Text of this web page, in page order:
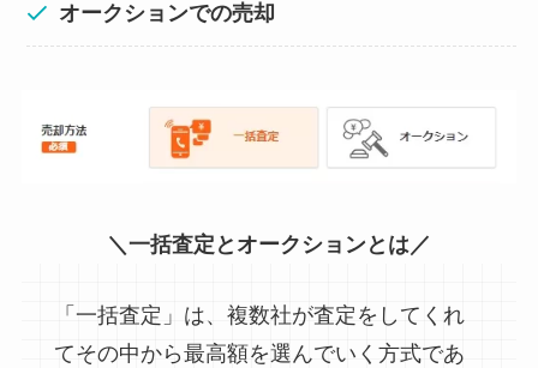
オークションでの売却
＼一括査定とオークションとは／
「一括査定」は、複数社が査定をしてくれ
てその中から最高額を選んでいく方式であ